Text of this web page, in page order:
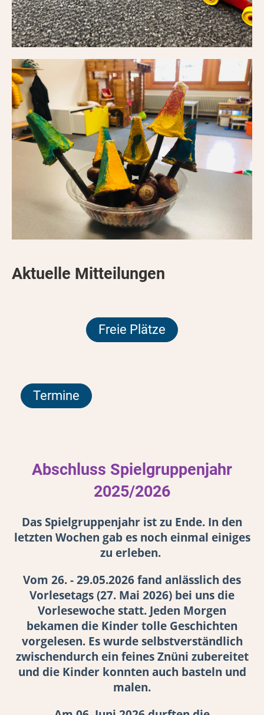
Aktuelle Mitteilungen
Freie Plätze
Termine
Abschluss Spielgruppenjahr
2025/2026
Das Spielgruppenjahr ist zu Ende. In den
letzten Wochen gab es noch einmal einiges
zu erleben.
Vom 26. - 29.05.2026 fand anlässlich des
Vorlesetags (27. Mai 2026) bei uns die
Vorlesewoche statt. Jeden Morgen
bekamen die Kinder tolle Geschichten
vorgelesen. Es wurde selbstverständlich
zwischendurch ein feines Znüni zubereitet
und die Kinder konnten auch basteln und
malen.